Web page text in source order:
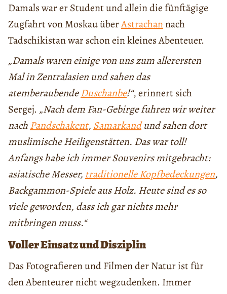
Damals war er Student und allein die fünftägige
Zugfahrt von Moskau überAstrachannach
Tadschikistan war schon ein kleines Abenteuer.
„Damals waren einige von uns zum allerersten
Mal in Zentralasien und sahen das
atemberaubendeDuschanbe!“, erinnert sich
Sergej. „Nach dem Fan-Gebirge fuhren wir weiter
nachPandschakent, Samarkandund sahen dort
muslimische Heiligenstätten. Das war toll!
Anfangs habe ich immer Souvenirs mitgebracht:
asiatische Messer, traditionelle Kopfbedeckungen,
Backgammon-Spiele aus Holz. Heute sind es so
viele geworden, dass ich gar nichts mehr
mitbringen muss.“
Voller Einsatz und Disziplin
Das Fotografieren und Filmen der Natur ist für
den Abenteurer nicht wegzudenken. Immer